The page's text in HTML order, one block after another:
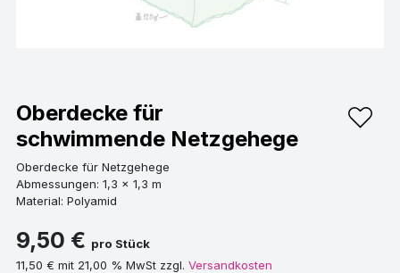
Oberdecke für
schwimmende Netzgehege
Oberdecke für Netzgehege
Abmessungen: 1,3 x 1,3 m
Material: Polyamid
9,50 € pro Stück
11,50 € mit 21,00 % MwSt zzgl. Versandkosten